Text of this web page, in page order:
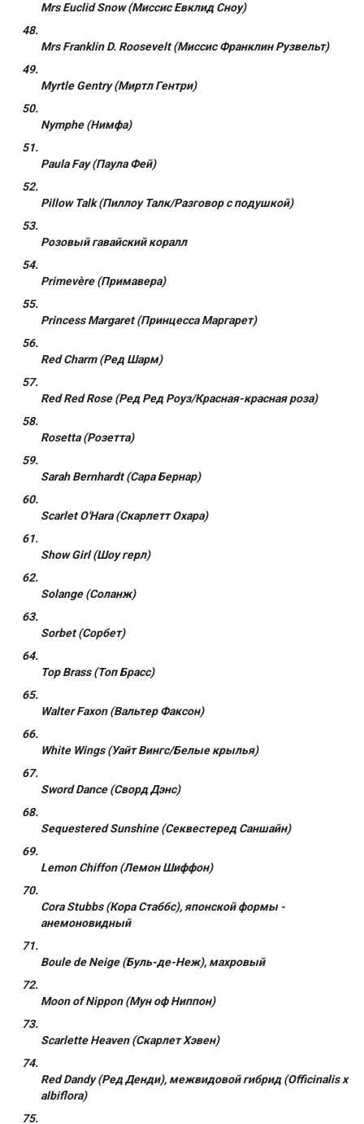
Mrs Euclid Snow (Миссис Евклид Сноу)
Mrs Franklin D. Roosevelt (Миссис Франклин Рузвельт)
Myrtle Gentry (Миртл Гентри)
Nymphe (Нимфа)
Paula Fay (Паула Фей)
Pillow Talk (Пиллоу Талк/Разговор с подушкой)
Розовый гавайский коралл
Primevère (Примавера)
Princess Margaret (Принцесса Маргарет)
Red Charm (Ред Шарм)
Red Red Rose (Ред Ред Роуз/Красная-красная роза)
Rosetta (Розетта)
Sarah Bernhardt (Сара Бернар)
Scarlet O'Hara (Скарлетт Охара)
Show Girl (Шоу герл)
Solange (Соланж)
Sorbet (Сорбет)
Top Brass (Топ Брасс)
Walter Faxon (Вальтер Факсон)
White Wings (Уайт Вингс/Белые крылья)
Sword Dance (Сворд Дэнс)
Sequestered Sunshine (Секвестеред Саншайн)
Lemon Chiffon (Лемон Шиффон)
Cora Stubbs (Кора Стаббс), японской формы -
анемоновидный
Boule de Neige (Буль-де-Неж), махровый
Moon of Nippon (Мун оф Ниппон)
Scarlette Heaven (Скарлет Хэвен)
Red Dandy (Ред Денди), межвидовой гибрид (Officinalis x
albiflora)